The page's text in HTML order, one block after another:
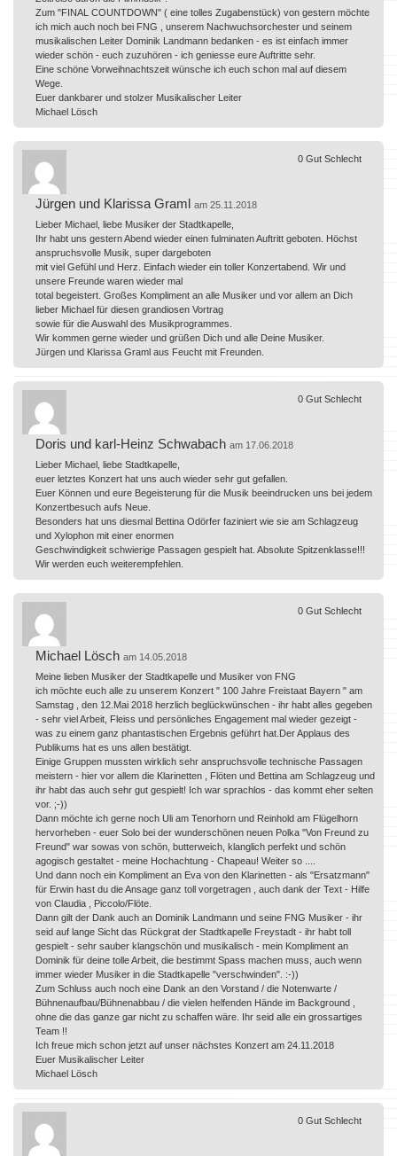
Zum "FINAL COUNTDOWN" ( eine tolles Zugabenstück) von gestern möchte
ich mich auch noch bei FNG , unserem Nachwuchsorchester und seinem
musikalischen Leiter Dominik Landmann bedanken - es ist einfach immer
wieder schön - euch zuzuhören - ich geniesse eure Auftritte sehr.
Eine schöne Vorweihnachtszeit wünsche ich euch schon mal auf diesem
Wege.
Euer dankbarer und stolzer Musikalischer Leiter
Michael Lösch
Jürgen und Klarissa Graml am 25.11.2018
Lieber Michael, liebe Musiker der Stadtkapelle,
Ihr habt uns gestern Abend wieder einen fulminaten Auftritt geboten. Höchst
anspruchsvolle Musik, super dargeboten
mit viel Gefühl und Herz. Einfach wieder ein toller Konzertabend. Wir und
unsere Freunde waren wieder mal
total begeistert. Großes Kompliment an alle Musiker und vor allem an Dich
lieber Michael für diesen grandiosen Vortrag
sowie für die Auswahl des Musikprogrammes.
Wir kommen gerne wieder und grüßen Dich und alle Deine Musiker.
Jürgen und Klarissa Graml aus Feucht mit Freunden.
0 Gut Schlecht
Doris und karl-Heinz Schwabach am 17.06.2018
Lieber Michael, liebe Stadtkapelle,
euer letztes Konzert hat uns auch wieder sehr gut gefallen.
Euer Können und eure Begeisterung für die Musik beeindrucken uns bei jedem
Konzertbesuch aufs Neue.
Besonders hat uns diesmal Bettina Odörfer faziniert wie sie am Schlagzeug
und Xylophon mit einer enormen
Geschwindigkeit schwierige Passagen gespielt hat. Absolute Spitzenklasse!!!
Wir werden euch weiterempfehlen.
0 Gut Schlecht
Michael Lösch am 14.05.2018
Meine lieben Musiker der Stadtkapelle und Musiker von FNG
ich möchte euch alle zu unserem Konzert " 100 Jahre Freistaat Bayern " am
Samstag , den 12.Mai 2018 herzlich beglückwünschen - ihr habt alles gegeben
- sehr viel Arbeit, Fleiss und persönliches Engagement mal wieder gezeigt -
was zu einem ganz phantastischen Ergebnis geführt hat.Der Applaus des
Publikums hat es uns allen bestätigt.
Einige Gruppen mussten wirklich sehr anspruchsvolle technische Passagen
meistern - hier vor allem die Klarinetten , Flöten und Bettina am Schlagzeug und
ihr habt das auch sehr gut gespielt! Ich war sprachlos - das kommt eher selten
vor. ;-))
Dann möchte ich gerne noch Uli am Tenorhorn und Reinhold am Flügelhorn
hervorheben - euer Solo bei der wunderschönen neuen Polka "Von Freund zu
Freund" war sowas von schön, butterweich, klanglich perfekt und schön
agogisch gestaltet - meine Hochachtung - Chapeau! Weiter so ....
Und dann noch ein Kompliment an Eva von den Klarinetten - als "Ersatzmann"
für Erwin hast du die Ansage ganz toll vorgetragen , auch dank der Text - Hilfe
von Claudia , Piccolo/Flöte.
Dann gilt der Dank auch an Dominik Landmann und seine FNG Musiker - ihr
seid auf lange Sicht das Rückgrat der Stadtkapelle Freystadt - ihr habt toll
gespielt - sehr sauber klangschön und musikalisch - mein Kompliment an
Dominik für deine tolle Arbeit, die bestimmt Spass machen muss, auch wenn
immer wieder Musiker in die Stadtkapelle "verschwinden". :-))
Zum Schluss auch noch eine Dank an den Vorstand / die Notenwarte /
Bühnenaufbau/Bühnenabbau / die vielen helfenden Hände im Background ,
ohne die das ganze gar nicht zu schaffen wäre. Ihr seid alle ein grossartiges
Team !!
Ich freue mich schon jetzt auf unser nächstes Konzert am 24.11.2018
Euer Musikalischer Leiter
Michael Lösch
0 Gut Schlecht
0 Gut Schlecht